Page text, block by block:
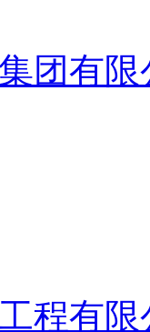
团有限
程有限